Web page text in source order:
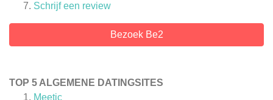
Schrijf een review
Bezoek Be2
TOP 5 ALGEMENE DATINGSITES
Meetic